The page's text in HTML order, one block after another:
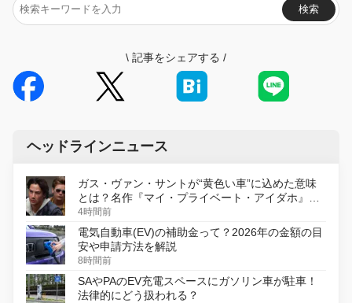
検索
\ 記事をシェアする /
ヘッドラインニュース
ガス・ヴァン・サントが“黄色い車”に込めた意味
とは？名作『マイ・プライベート・アイダホ』が
初のデジタルリマスター版で復活
4時間前
電気自動車(EV)の補助金って？2026年の金額の目
安や申請方法を解説
8時間前
SAやPAのEV充電スペースにガソリン車が駐車！
法律的にどう扱われる？